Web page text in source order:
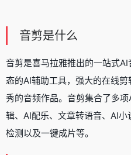
音剪是什么
音剪是喜马拉雅推出的一站式
态的AI辅助工具，强大的在线
秀的音频作品。音剪集合了多
辑、AI配乐、文章转语音、AI
检测以及一键成片等。